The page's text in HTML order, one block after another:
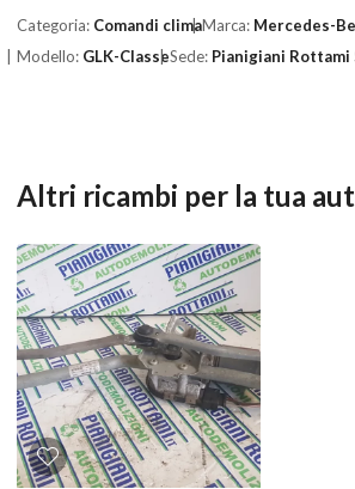
Categoria: Comandi climaMarca: Mercedes-
Modello: GLK-ClasseSede: Pianigiani Rottami
Altri ricambi per la tua